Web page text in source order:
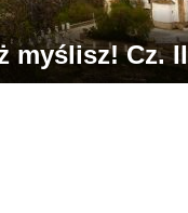
myślisz! Cz. II